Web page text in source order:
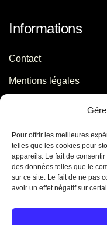
Pour offrir les meilleures
telles que les cookies pour
appareils. Le fait de
des données telles que le
sur ce site. Le fait de ne pas
avoir un effet négatif sur
Informations
Contact
Mentions légales
Contact
06 29 56 64 44
contact[@]jb-conseils.fr
Caen - Normandie -